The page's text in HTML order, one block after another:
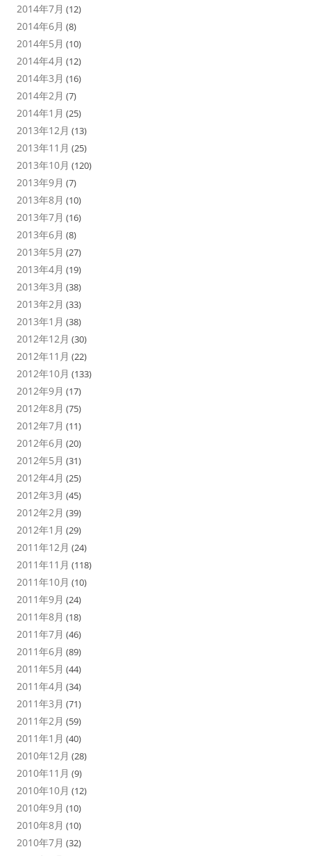
2014年7月 (12)
2014年6月 (8)
2014年5月 (10)
2014年4月 (12)
2014年3月 (16)
2014年2月 (7)
2014年1月 (25)
2013年12月 (13)
2013年11月 (25)
2013年10月 (120)
2013年9月 (7)
2013年8月 (10)
2013年7月 (16)
2013年6月 (8)
2013年5月 (27)
2013年4月 (19)
2013年3月 (38)
2013年2月 (33)
2013年1月 (38)
2012年12月 (30)
2012年11月 (22)
2012年10月 (133)
2012年9月 (17)
2012年8月 (75)
2012年7月 (11)
2012年6月 (20)
2012年5月 (31)
2012年4月 (25)
2012年3月 (45)
2012年2月 (39)
2012年1月 (29)
2011年12月 (24)
2011年11月 (118)
2011年10月 (10)
2011年9月 (24)
2011年8月 (18)
2011年7月 (46)
2011年6月 (89)
2011年5月 (44)
2011年4月 (34)
2011年3月 (71)
2011年2月 (59)
2011年1月 (40)
2010年12月 (28)
2010年11月 (9)
2010年10月 (12)
2010年9月 (10)
2010年8月 (10)
2010年7月 (32)